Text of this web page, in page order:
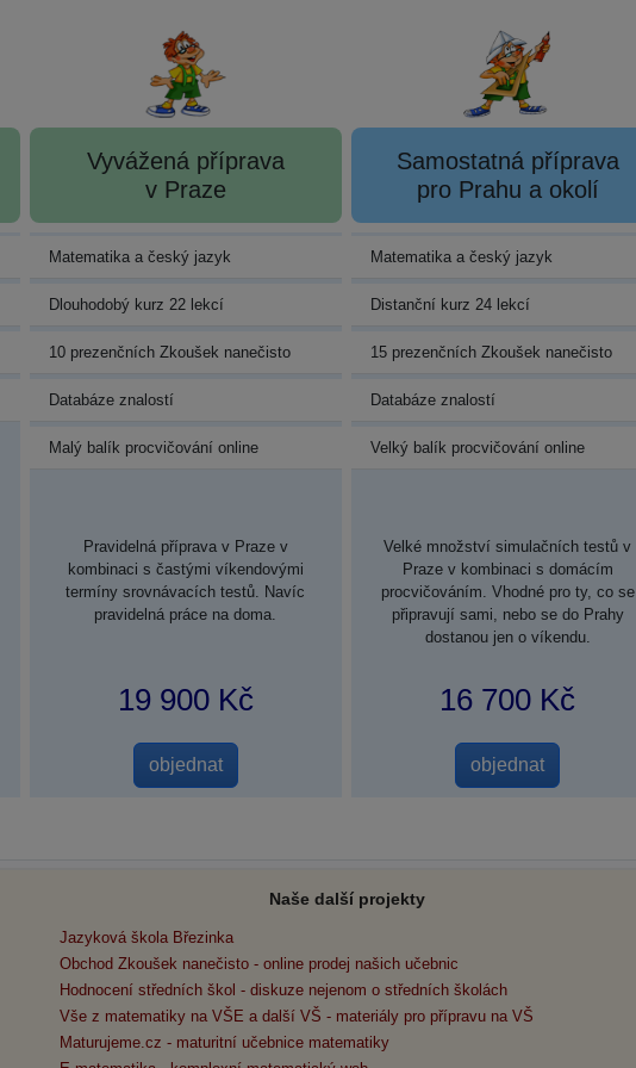
Vyvážená příprava
v Praze
Matematika a český jazyk
Dlouhodobý kurz 22 lekcí
10 prezenčních Zkoušek nanečisto
Databáze znalostí
Malý balík procvičování online
Pravidelná příprava v Praze v
kombinaci s častými víkendovými
termíny srovnávacích testů. Navíc
pravidelná práce na doma.
19 900 Kč
Samostatná příprava
pro Prahu a okolí
Matematika a český jazyk
Distanční kurz 24 lekcí
15 prezenčních Zkoušek nanečisto
Databáze znalostí
Velký balík procvičování online
Velké množství simulačních testů v
Praze v kombinaci s domácím
procvičováním. Vhodné pro ty, co se
připravují sami, nebo se do Prahy
dostanou jen o víkendu.
16 700 Kč
Naše další projekty
Jazyková škola Březinka
Obchod Zkoušek nanečisto - online prodej našich učebnic
Hodnocení středních škol - diskuze nejenom o středních školách
Vše z matematiky na VŠE a další VŠ - materiály pro přípravu na VŠ
Maturujeme.cz - maturitní učebnice matematiky